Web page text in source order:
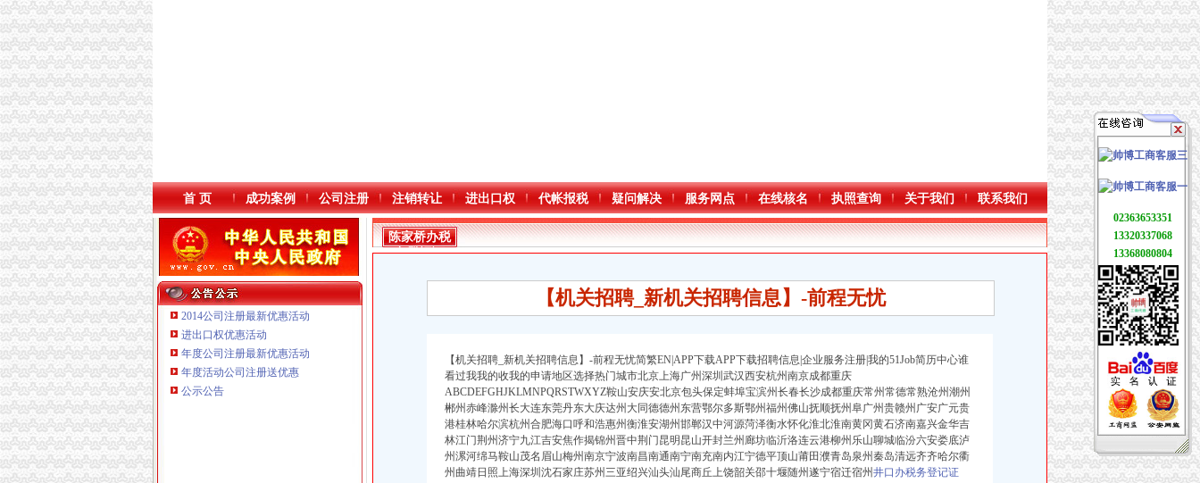
首 页 成功案例 公司注册 注销转让 进出口权 代帐报税 疑问解决 服务网点 在线核名 执照查询 关于我们 联系我们
2014公司注册最新优惠活动
进出口权优惠活动
年度公司注册最新优惠活动
年度活动公司注册送优惠
公示公告
重庆三虹房地产营销策划有限公司
重庆市优研房地产营销策划有限公司
陈家桥办税
务登记证
【机关招聘_新机关招聘信息】-前程无忧
【机关招聘_新机关招聘信息】-前程无忧简繁EN|APP下载APP下载招聘信息|企业服务注册|我的51Job简历中心谁
看过我我的收我的申请地区选择热门城市北京上海广州深圳武汉西安杭州南京成都重庆
ABCDEFGHJKLMNPQRSTWXYZ鞍山安庆安北京包头保定蚌埠宝滨州长春长沙成都重庆常州常德常熟沧州潮州
郴州赤峰滁州长大连东莞丹东大庆达州大同德德州东营鄂尔多斯鄂州福州佛山抚顺抚州阜广州贵赣州广安广元贵
港桂林哈尔滨杭州合肥海口呼和浩惠州衡淮安湖州邯郸汉中河源菏泽衡水怀化淮北淮南黄冈黄石济南嘉兴金华吉
林江门荆州济宁九江吉安焦作揭锦州晋中荆门昆明昆山开封兰州廊坊临沂洛连云港柳州乐山聊城临汾六安娄底泸
州漯河绵马鞍山茂名眉山梅州南京宁波南昌南通南宁南充南内江宁德平顶山莆田濮青岛泉州秦岛清远齐齐哈尔衢
州曲靖日照上海深圳沈石家庄苏州三亚绍兴汕头汕尾商丘上饶韶关邵十堰随州遂宁宿迁宿州井口办税务登记证
02363653351
13320337068
13368080804